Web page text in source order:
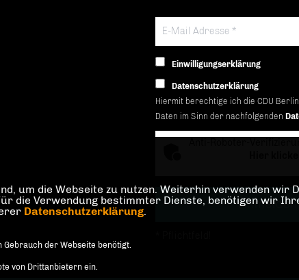
Einwilligungserklärung
Datenschutzerklärung
Hiermit berechtige ich die CDU
Daten im Sinn der nachfolgenden
um die Webseite zu nutzen. Weiterhin verwenden
die Verwendung bestimmter Dienste, benötigen wir
Datenschutzerklärung.
der Webseite benötigt.
von Drittanbietern ein.